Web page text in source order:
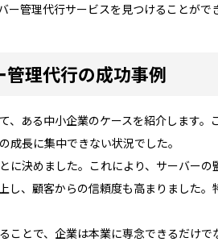
管理代行サービスを見つけることがで
理代行の成功事例
ある中小企業のケースを紹介します
長に集中できない状況でした。
に決めました。これにより、サーバー
、顧客からの信頼度も高まりました
ことで、企業は本業に専念できるだけ